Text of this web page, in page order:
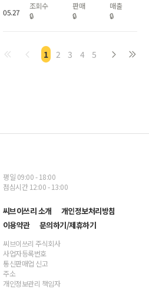
05.27
조회수
🔒
판매
🔒
매출
🔒
1 2 3 4 5
평일 09:00 - 18:00
점심시간 12:00 - 13:00
씨브이쓰리 소개
개인정보처리방침
이용약관
문의하기/제휴하기
씨브이쓰리 주식회사
사업자등록번호
통신판매업 신고
주소
개인정보관리 책임자